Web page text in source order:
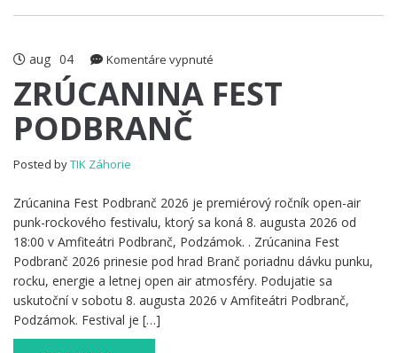
aug 04 Komentáre vypnuté
FEST
ZRÚCANINA FEST
PODBRANČ
Posted byTIK Záhorie
Zrúcanina Fest Podbranč 2026 je premiérový ročník open-air
punk-rockového festivalu, ktorý sa koná 8. augusta 2026 od
18:00 v Amfiteátri Podbranč, Podzámok. . Zrúcanina Fest
Podbranč 2026 prinesie pod hrad Branč poriadnu dávku punku,
rocku, energie a letnej open air atmosféry. Podujatie sa
uskutoční v sobotu 8. augusta 2026 v Amfiteátri Podbranč,
Podzámok. Festival je […]